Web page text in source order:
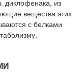
диклофенака, из
вещества этих
с белками